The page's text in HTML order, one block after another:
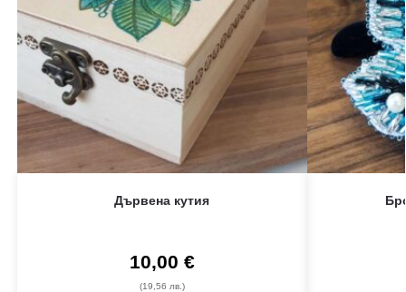
Дървена кутия
10,00 €
(19,56 лв.)